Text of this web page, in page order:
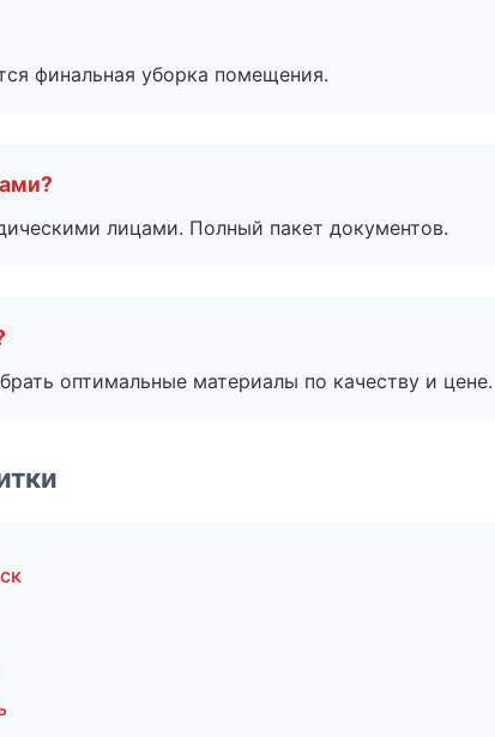
финальная уборка помещения.
лицами. Полный пакет документов.
оптимальные материалы по качеству и цене.